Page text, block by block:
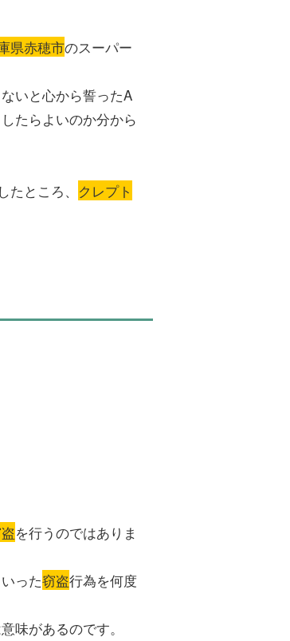
県赤穂市のスーパー
いと心から誓ったA
たらよいのか分から
ところ、 クレプト
を行うのではありま
った窃盗行為を何度
味があるのです。